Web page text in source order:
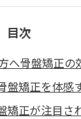
目次
へ骨盤矯正の
盤矯正を体感
矯正が注目さ